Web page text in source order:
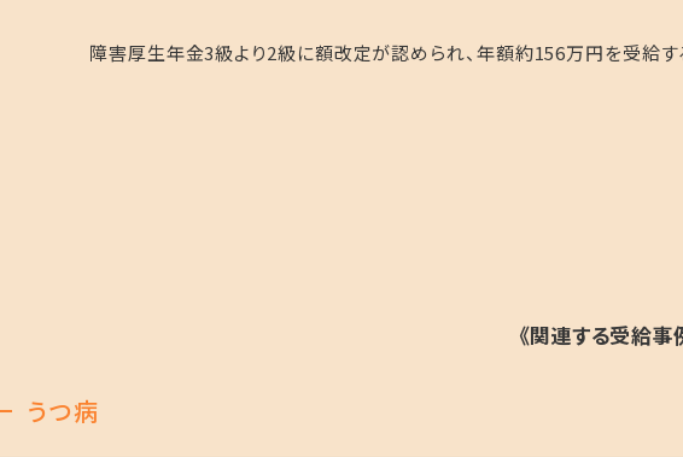
障害厚生年金3級より2級に額改定が認められ、年額約156万円を受給す
《関連する受給事
うつ病